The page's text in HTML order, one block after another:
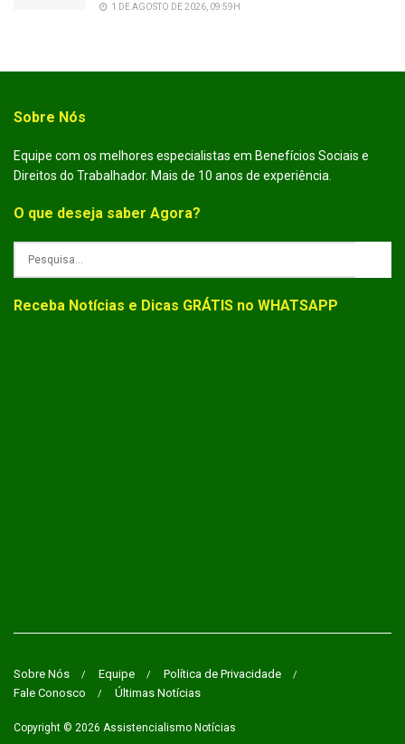
1 DE AGOSTO DE 2026, 09:59H
Sobre Nós
Equipe com os melhores especialistas em Benefícios Sociais e
Direitos do Trabalhador. Mais de 10 anos de experiência.
O que deseja saber Agora?
Receba Notícias e Dicas GRÁTIS no WHATSAPP
Sobre Nós Equipe
Política de Privacidade
Fale Conosco
Últimas Notícias
Copyright © 2026 Assistencialismo Notícias